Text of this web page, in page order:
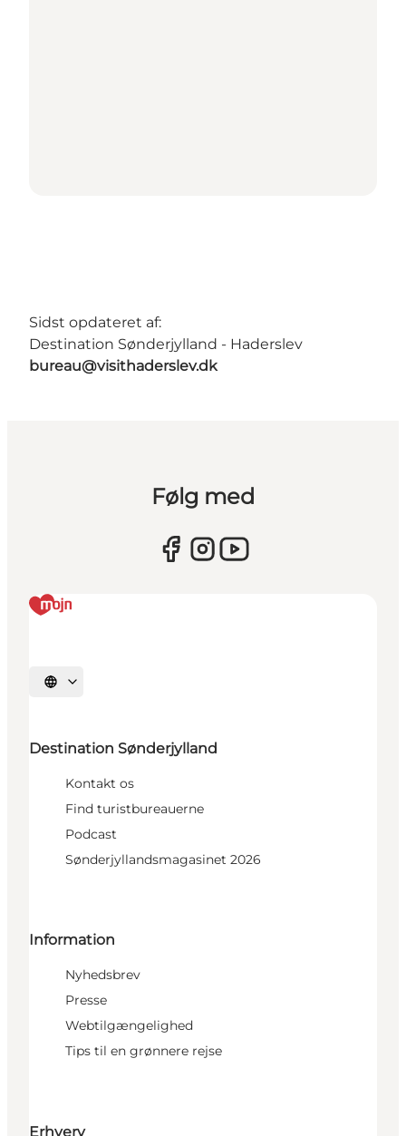
Sidst opdateret af:
Destination Sønderjylland - Haderslev
bureau@visithaderslev.dk
Følg med
Vælg sprog
Destination Sønderjylland
Kontakt os
Find turistbureauerne
Podcast
Sønderjyllandsmagasinet 2026
Information
Nyhedsbrev
Presse
Webtilgængelighed
Tips til en grønnere rejse
Erhverv